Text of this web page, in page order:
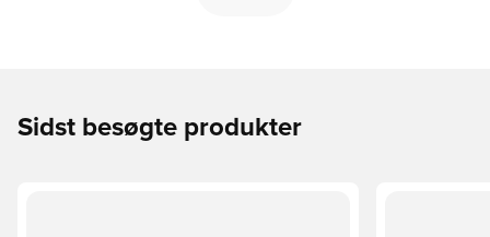
Sidst besøgte produkter